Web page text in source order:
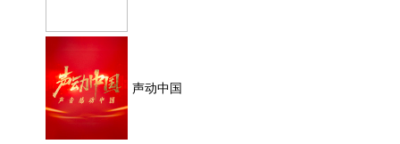
声动中国